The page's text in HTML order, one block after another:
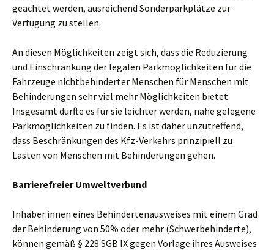
geachtet werden, ausreichend Sonderparkplätze zur
Verfügung zu stellen.
An diesen Möglichkeiten zeigt sich, dass die Reduzierung
und Einschränkung der legalen Parkmöglichkeiten für die
Fahrzeuge nichtbehinderter Menschen für Menschen mit
Behinderungen sehr viel mehr Möglichkeiten bietet.
Insgesamt dürfte es für sie leichter werden, nahe gelegene
Parkmöglichkeiten zu finden. Es ist daher unzutreffend,
dass Beschränkungen des Kfz-Verkehrs prinzipiell zu
Lasten von Menschen mit Behinderungen gehen.
Barrierefreier Umweltverbund
Inhaber:innen eines Behindertenausweises mit einem Grad
der Behinderung von 50% oder mehr (Schwerbehinderte),
können gemäß § 228 SGB IX gegen Vorlage ihres Ausweises